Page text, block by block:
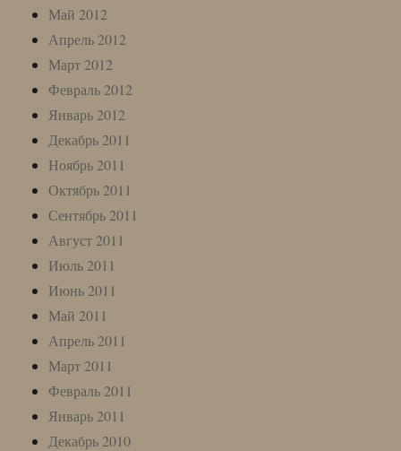
Май 2012
Апрель 2012
Март 2012
Февраль 2012
Январь 2012
Декабрь 2011
Ноябрь 2011
Октябрь 2011
Сентябрь 2011
Август 2011
Июль 2011
Июнь 2011
Май 2011
Апрель 2011
Март 2011
Февраль 2011
Январь 2011
Декабрь 2010